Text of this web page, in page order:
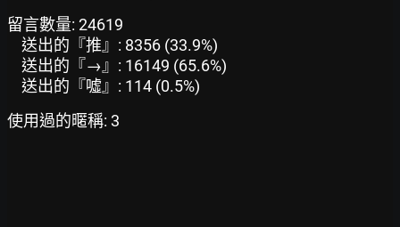
留言數量: 24619
送出的『推』: 8356 (33.9%)
送出的『→』: 16149 (65.6%)
送出的『噓』: 114 (0.5%)
使用過的暱稱: 3